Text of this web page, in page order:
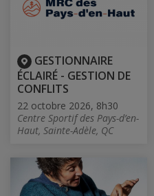
GESTIONNAIRE
ÉCLAIRÉ - GESTION DE
CONFLITS
22 octobre 2026, 8h30
Centre Sportif des Pays-d’en-
Haut, Sainte-Adèle, QC